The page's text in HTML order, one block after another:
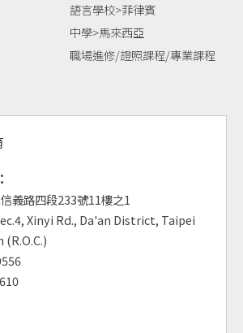
語言學校>菲律賓
中學>馬來西亞
職場進修/證照課程/專業課程
義路四段233號11樓之1
Xinyi Rd., Da'an District, Taipei